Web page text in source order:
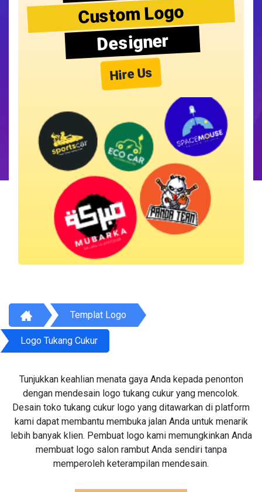
Custom Logo
Designer
Hire Us
Templat Logo
Logo Tukang Cukur
Tunjukkan keahlian menata gaya Anda kepada penonton
dengan mendesain logo tukang cukur yang mencolok.
Desain toko tukang cukur logo yang ditawarkan di platform
kami dapat membantu membuka jalan Anda untuk menarik
lebih banyak klien. Pembuat logo kami memungkinkan Anda
membuat logo salon rambut Anda sendiri tanpa
memperoleh keterampilan mendesain.